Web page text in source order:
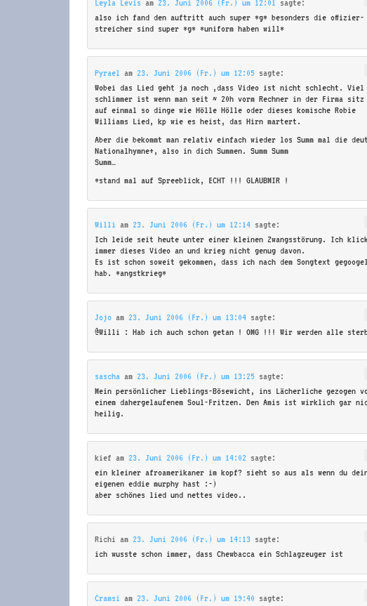
Leyla Levis am 23. Juni 2006 (Fr.) um 12:01 sagte:
also ich fand den auftritt auch super *g* besonders die offizier-
streicher sind super *g* *uniform haben will*
Pyrael am 23. Juni 2006 (Fr.) um 12:05 sagte:
Wobei das Lied geht ja noch ,dass Video ist nicht schlecht. Viel
schlimmer ist wenn man seit ~ 20h vorm Rechner in der Firma sitz
auf einmal so dinge wie Hölle Hölle oder dieses komische Robie
Williams Lied, kp wie es heist, das Hirn martert.
Aber die bekommt man relativ einfach wieder los Summ mal die
Nationalhymne+, also in dich Summen. Summ Summ
Summ…
*stand mal auf Spreeblick, ECHT !!! GLAUBMIR !
Willi am 23. Juni 2006 (Fr.) um 12:14 sagte:
Ich leide seit heute unter einer kleinen Zwangsstörung. Ich
immer dieses Video an und krieg nicht genug davon.
Es ist schon soweit gekommen, dass ich nach dem Songtext
hab. *angstkrieg*
Jojo am 23. Juni 2006 (Fr.) um 13:04 sagte:
@Willi : Hab ich auch schon getan ! OMG !!! Wir werden alle
sascha am 23. Juni 2006 (Fr.) um 13:25 sagte:
Mein persönlicher Lieblings-Bösewicht, ins Lächerliche gezogen
einem dahergelaufenem Soul-Fritzen. Den Amis ist wirklich gar
heilig.
kief am 23. Juni 2006 (Fr.) um 14:02 sagte:
ein kleiner afroamerikaner im kopf? sieht so aus als wenn du
eigenen eddie murphy hast :-)
aber schönes lied und nettes video..
Richi am 23. Juni 2006 (Fr.) um 14:13 sagte:
ich wusste schon immer, dass Chewbacca ein Schlagzeuger ist
Cramsi am 23. Juni 2006 (Fr.) um 19:40 sagte: